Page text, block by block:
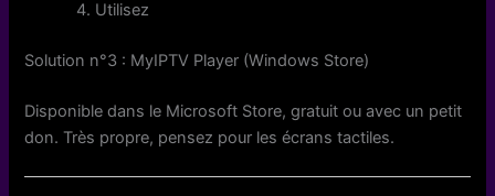
Utilisez
Solution n°3 : MyIPTV Player (Windows Store)
Disponible dans le Microsoft Store, gratuit ou avec un petit
don. Très propre, pensez pour les écrans tactiles.